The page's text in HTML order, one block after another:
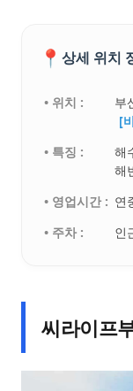
📍 상세 위치
• 위치 :
부
[
• 특징 :
해
해
• 영업시간 : 연
• 주차 :
인
씨라이프